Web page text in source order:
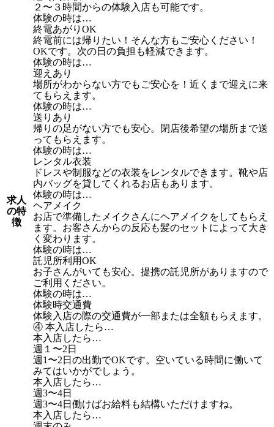
求人
の特
徴
２〜３時間からの体験入店も可能です。
体験の時は…
終電あがりOK
終電前には帰りたい！そんな方もご安心ください！
OKです。次の日の負担も軽減できます。
体験の時は…
迎えあり
場所がわからない方でもご安心を！近くまで迎えに来
てもらえます。
体験の時は…
送りあり
帰りの足がない方でも安心。閉店後希望の場所まで送
ってもらえます。
体験の時は…
レンタル衣装
ドレスや制服などの衣装をレンタルできます。靴や店
内バッグを貸してくれるお店もあります。
体験の時は…
ヘアメイク
お店で準備したメイクさんにヘアメイクをしてもらえ
ます。お客さんからの反応も髪のセットによって大き
く変わります。
体験の時は…
託児所利用OK
お子さんがいても安心。提携の託児所がありますので
ご利用ください。
体験の時は…
体験時交通費
体験入店の際の交通費が一部または全額もらえます。
④ 本入店したら…
本入店したら…
週１〜2日
週1〜2日の出勤でOKです。空いている時間に働いて
みてはいかがでしょう。
本入店したら…
週3〜4日
週3〜4日働けばお給料も結構いただけますね。
本入店したら…